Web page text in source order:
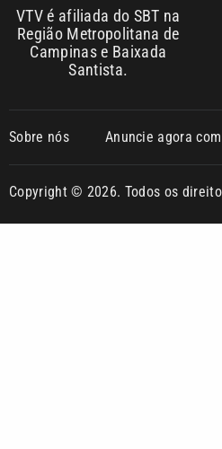
VTV é afiliada do SBT na
Região Metropolitana de
Campinas e Baixada
Santista.
Sobre nós Anuncie agora
Copyright © 2026. Todos os